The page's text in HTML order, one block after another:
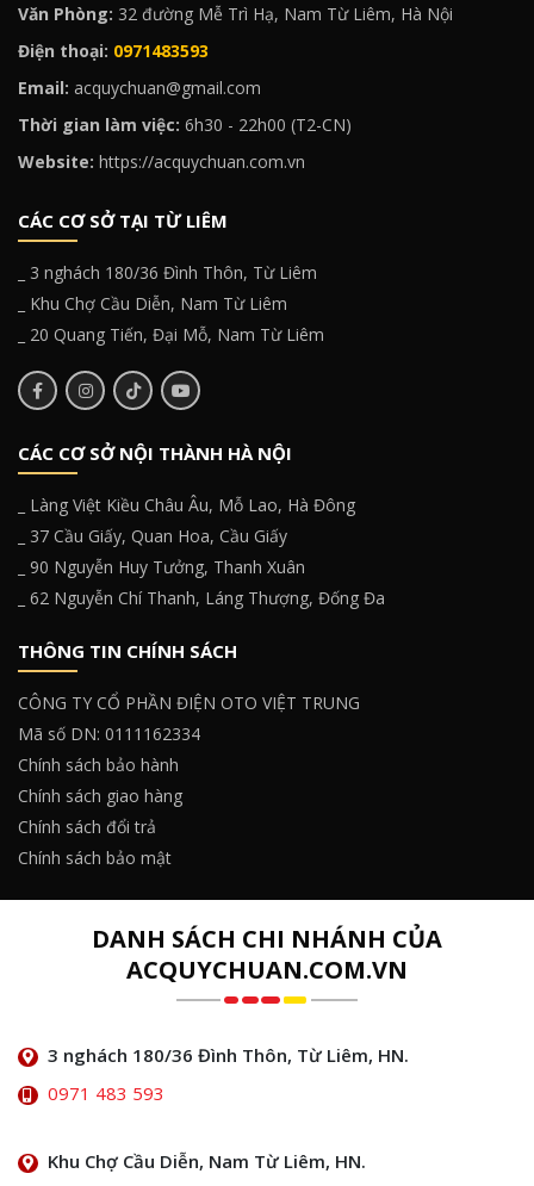
Văn Phòng: 32 đường Mễ Trì Hạ, Nam Từ Liêm, Hà Nội
Điện thoại: 0971483593
Email: acquychuan@gmail.com
Thời gian làm việc: 6h30 - 22h00 (T2-CN)
Website: https://acquychuan.com.vn
CÁC CƠ SỞ TẠI TỪ LIÊM
_ 3 nghách 180/36 Đình Thôn, Từ Liêm
_ Khu Chợ Cầu Diễn, Nam Từ Liêm
_ 20 Quang Tiến, Đại Mỗ, Nam Từ Liêm
CÁC CƠ SỞ NỘI THÀNH HÀ NỘI
_ Làng Việt Kiều Châu Âu, Mỗ Lao, Hà Đông
_ 37 Cầu Giấy, Quan Hoa, Cầu Giấy
_ 90 Nguyễn Huy Tưởng, Thanh Xuân
_ 62 Nguyễn Chí Thanh, Láng Thượng, Đống Đa
THÔNG TIN CHÍNH SÁCH
CÔNG TY CỔ PHẦN ĐIỆN OTO VIỆT TRUNG
Mã số DN: 0111162334
Chính sách bảo hành
Chính sách giao hàng
Chính sách đổi trả
Chính sách bảo mật
DANH SÁCH CHI NHÁNH CỦA
ACQUYCHUAN.COM.VN
3 nghách 180/36 Đình Thôn, Từ Liêm, HN.
0971 483 593
Khu Chợ Cầu Diễn, Nam Từ Liêm, HN.